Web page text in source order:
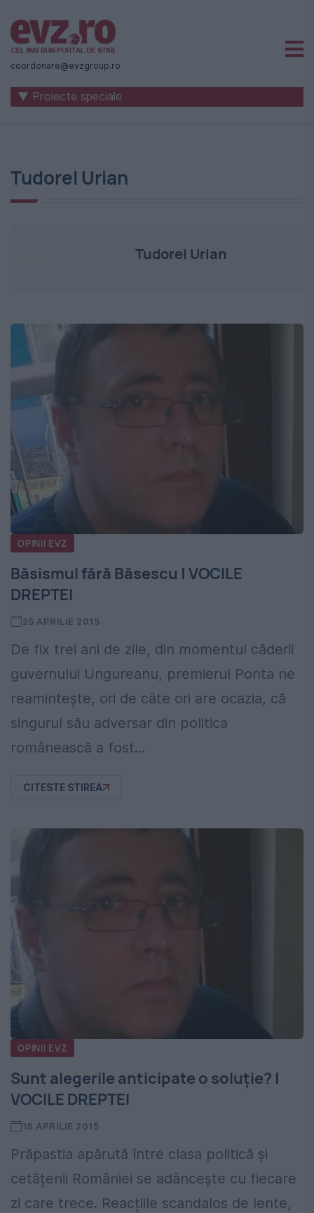
Știri
naționale
internaționale
-
Evenimentul
coordonare@evzgroup.ro
▼ Proiecte speciale
Tudorel Urian
Tudorel Urian
OPINII EVZ
Băsismul fără Băsescu | VOCILE
DREPTEI
25 APRILIE 2015
De fix trei ani de zile, din momentul căderii
guvernului Ungureanu, premierul Ponta ne
reamintește, ori de câte ori are ocazia, că
singurul său adversar din politica
românească a fost...
CITESTE STIREA
OPINII EVZ
Sunt alegerile anticipate o soluție? |
VOCILE DREPTEI
18 APRILIE 2015
Prăpastia apărută între clasa politică și
cetățenii României se adâncește cu fiecare
zi care trece. Reacțiile scandalos de lente,